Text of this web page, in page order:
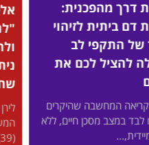
אלפי הישראלים שהצליחו
"לנצח" את כוכבי הוליווד
ולהרזות בלי זריקות ובלי
ניתוחים - באמצעות
שחיית חתירה?
לירן (47) נבהל כשהמחוג של
המשקל כמעט הגיע ל-100, ודקלה
(39) לא היתה...